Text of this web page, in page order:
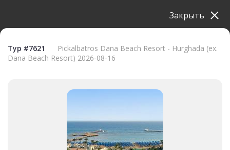
Тур #7621
Pickalbatros Dana Beach Resort - Hurghada (ex.
Dana Beach Resort) 2026-08-16
Закрыть